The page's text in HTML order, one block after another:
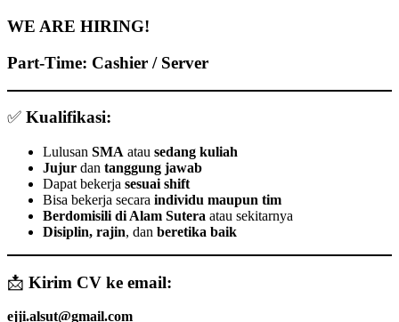
WE ARE HIRING!
Part-Time: Cashier / Server
✅ Kualifikasi:
Lulusan SMA atau sedang kuliah
Jujur dan tanggung jawab
Dapat bekerja sesuai shift
Bisa bekerja secara individu maupun tim
Berdomisili di Alam Sutera atau sekitarnya
Disiplin, rajin, dan beretika baik
📩 Kirim CV ke email:
ejji.alsut@gmail.com